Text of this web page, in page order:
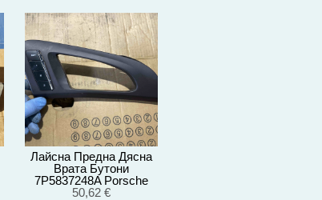
Лайсна Предна Дясна
Врата Бутони
7P5837248A Porsche
Cayenne 3.0D 92A/2012г
50,62 €